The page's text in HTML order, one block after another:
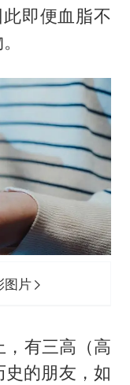
即便血脂不
图片
，有三高（高
的朋友，如